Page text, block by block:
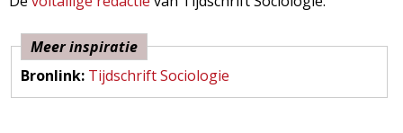
Meer inspiratie
Bronlink: Tijdschrift Sociologie